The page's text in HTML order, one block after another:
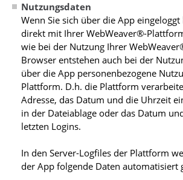
Nutzungsdaten
Wenn Sie sich über die App eingeloggt
direkt mit Ihrer WebWeaver®-
wie bei der Nutzung Ihrer
Browser entstehen auch bei der
über die App personenbezogene
Plattform. D.h. die Plattform
Adresse, das Datum und die Uhrzeit
in der Dateiablage oder das Datum
letzten Logins.
In den Server-Logfiles der Plattform
der App folgende Daten automatisiert